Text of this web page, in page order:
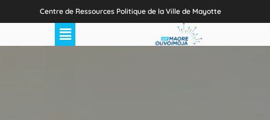
Centre de Ressources Politique de la Ville de Mayotte